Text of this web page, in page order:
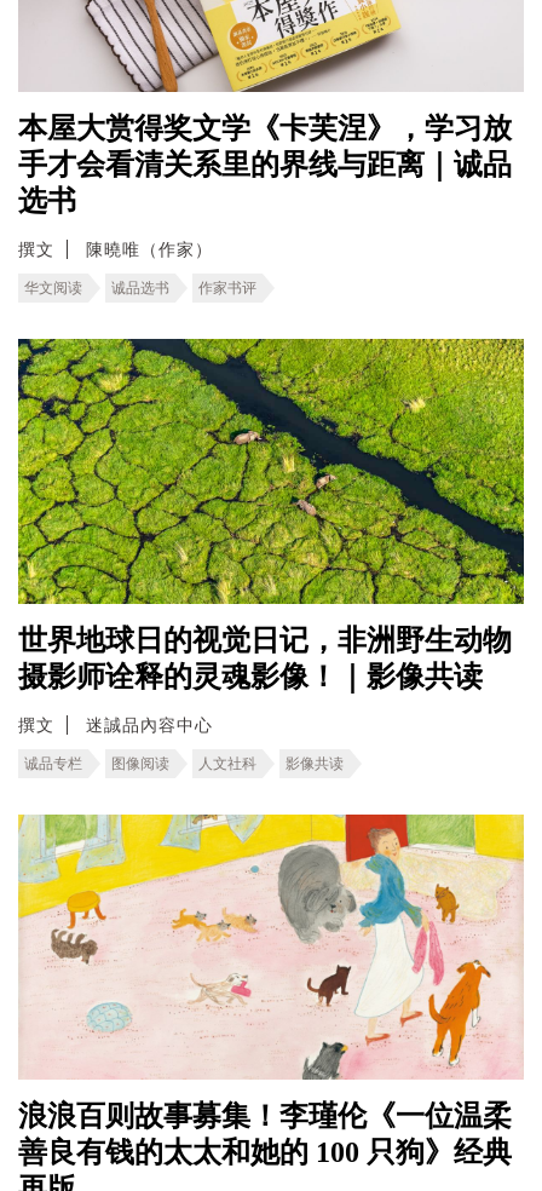
本屋大赏得奖文学《卡芙涅》，学习放
手才会看清关系里的界线与距离｜诚品
选书
撰文 陳曉唯（作家）
华文阅读 诚品选书 作家书评
世界地球日的视觉日记，非洲野生动物
摄影师诠释的灵魂影像！｜影像共读
撰文 迷誠品內容中心
诚品专栏 图像阅读 人文社科 影像共读
浪浪百则故事募集！李瑾伦《一位温柔
善良有钱的太太和她的 100 只狗》经典